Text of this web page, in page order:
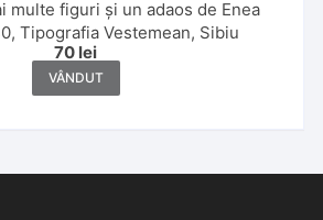
multe figuri și un adaos de Enea
Tipografia Vestemean, Sibiu
70 lei
VÂNDUT